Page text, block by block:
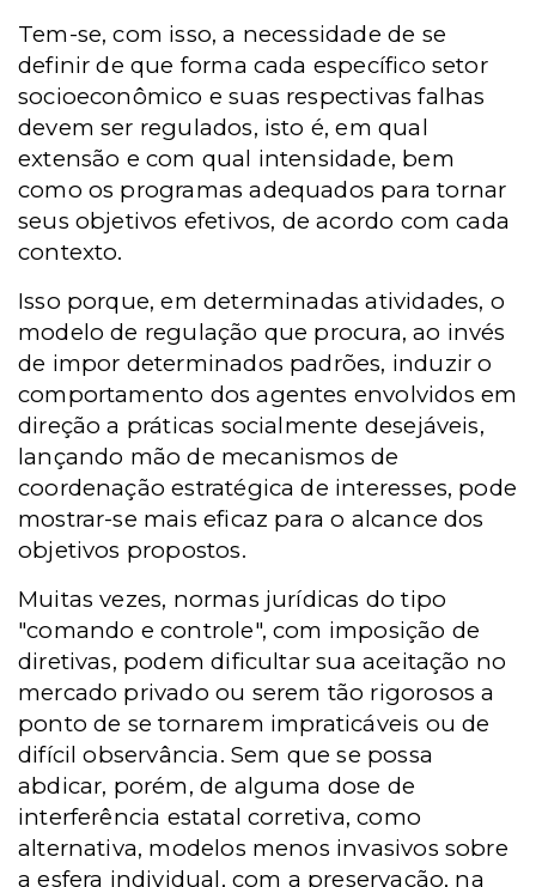
Tem-se, com isso, a necessidade de se
definir de que forma cada específico setor
socioeconômico e suas respectivas falhas
devem ser regulados, isto é, em qual
extensão e com qual intensidade, bem
como os programas adequados para tornar
seus objetivos efetivos, de acordo com cada
contexto.
Isso porque, em determinadas atividades, o
modelo de regulação que procura, ao invés
de impor determinados padrões, induzir o
comportamento dos agentes envolvidos em
direção a práticas socialmente desejáveis,
lançando mão de mecanismos de
coordenação estratégica de interesses, pode
mostrar-se mais eficaz para o alcance dos
objetivos propostos.
Muitas vezes, normas jurídicas do tipo
"comando e controle", com imposição de
diretivas, podem dificultar sua aceitação no
mercado privado ou serem tão rigorosos a
ponto de se tornarem impraticáveis ou de
difícil observância. Sem que se possa
abdicar, porém, de alguma dose de
interferência estatal corretiva, como
alternativa, modelos menos invasivos sobre
a esfera individual, com a preservação, na